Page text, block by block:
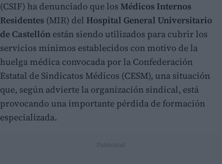
(CSIF) ha denunciado que los Médicos Internos
Residentes (MIR) del Hospital General Universitario
de Castellón están siendo utilizados para cubrir los
servicios mínimos establecidos con motivo de la
huelga médica convocada por la Confederación
Estatal de Sindicatos Médicos (CESM), una situación
que, según advierte la organización sindical, está
provocando una importante pérdida de formación
especializada.